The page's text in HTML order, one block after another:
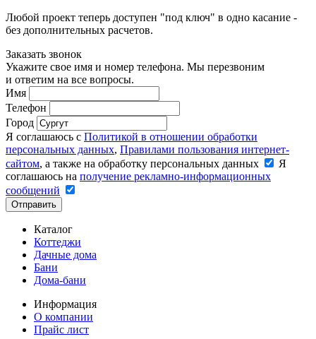
Любой проект теперь доступен "под ключ" в одно касание -
без дополнительных расчетов.
Заказать звонок
Укажите свое имя и номер телефона. Мы перезвоним
и ответим на все вопросы.
Имя
Телефон
Город
Я соглашаюсь с Политикой в отношении обработки
персональных данных, Правилами пользования интернет-
сайтом, а также на обработку персональных данных
Я
соглашаюсь на получение рекламно-информационных
сообщений
Отправить
Каталог
Коттеджи
Дачные дома
Бани
Дома-бани
Информация
О компании
Прайс лист